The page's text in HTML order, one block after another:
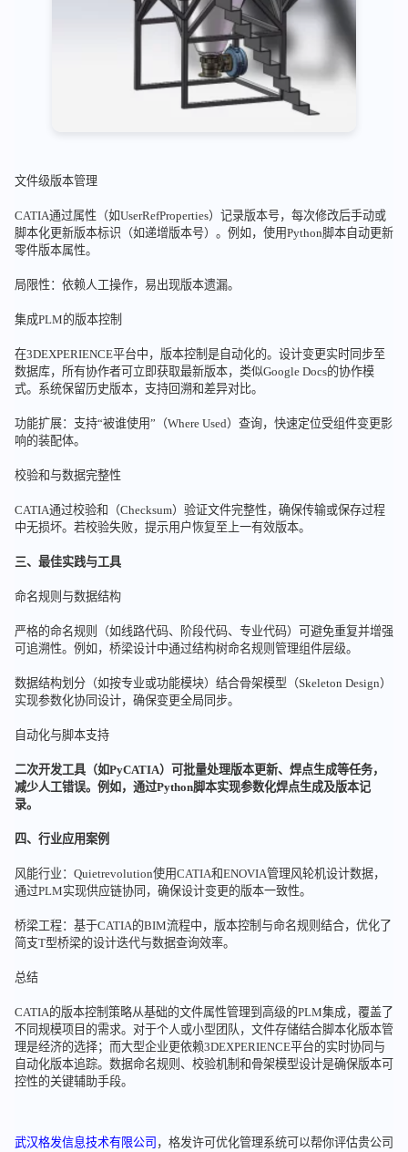
文件级版本管理
CATIA通过属性（如UserRefProperties）记录版本号，每次修改后手动或
脚本化更新版本标识（如递增版本号）。例如，使用Python脚本自动更新
零件版本属性。
局限性：依赖人工操作，易出现版本遗漏。
集成PLM的版本控制
在3DEXPERIENCE平台中，版本控制是自动化的。设计变更实时同步至
数据库，所有协作者可立即获取最新版本，类似Google Docs的协作模
式。系统保留历史版本，支持回溯和差异对比。
功能扩展：支持“被谁使用”（Where Used）查询，快速定位受组件变更影
响的装配体。
校验和与数据完整性
CATIA通过校验和（Checksum）验证文件完整性，确保传输或保存过程
中无损坏。若校验失败，提示用户恢复至上一有效版本。
三、最佳实践与工具
命名规则与数据结构
严格的命名规则（如线路代码、阶段代码、专业代码）可避免重复并增强
可追溯性。例如，桥梁设计中通过结构树命名规则管理组件层级。
数据结构划分（如按专业或功能模块）结合骨架模型（Skeleton Design）
实现参数化协同设计，确保变更全局同步。
自动化与脚本支持
二次开发工具（如PyCATIA）可批量处理版本更新、焊点生成等任务，
减少人工错误。例如，通过Python脚本实现参数化焊点生成及版本记
录。
四、行业应用案例
风能行业：Quietrevolution使用CATIA和ENOVIA管理风轮机设计数据，
通过PLM实现供应链协同，确保设计变更的版本一致性。
桥梁工程：基于CATIA的BIM流程中，版本控制与命名规则结合，优化了
简支T型桥梁的设计迭代与数据查询效率。
总结
CATIA的版本控制策略从基础的文件属性管理到高级的PLM集成，覆盖了
不同规模项目的需求。对于个人或小型团队，文件存储结合脚本化版本管
理是经济的选择；而大型企业更依赖3DEXPERIENCE平台的实时协同与
自动化版本追踪。数据命名规则、校验机制和骨架模型设计是确保版本可
控性的关键辅助手段。
武汉格发信息技术有限公司 ，格发许可优化管理系统可以帮你评估贵公司